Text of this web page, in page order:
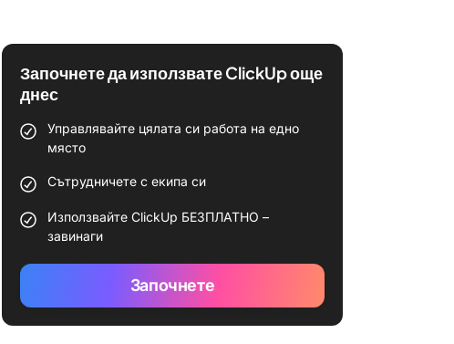
Започнете да използвате ClickUp още
днес
Управлявайте цялата си работа на едно
място
Сътрудничете с екипа си
Използвайте ClickUp БЕЗПЛАТНО –
завинаги
Започнете